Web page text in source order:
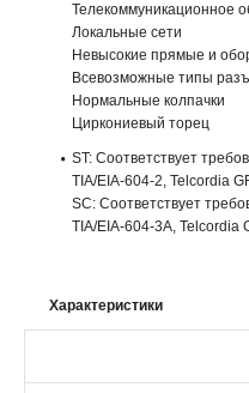
Телекоммуникационное
Локальные сети
Невысокие прямые и
Всевозможные типы
Нормальные колпачки
Циркониевый торец
ST: Соответствует
TIA/EIA-604-2, Telcordia
SC: Соответствует
TIA/EIA-604-3A, Telcordia
Характеристики